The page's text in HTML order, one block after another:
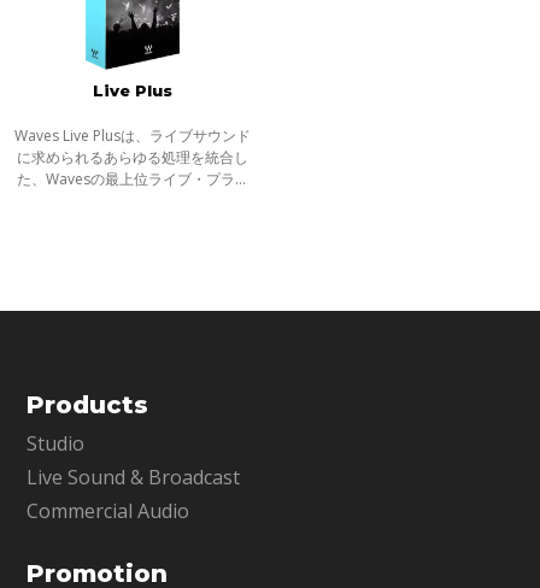
Live Plus
Waves Live Plusは、ライブサウンド
に求められるあらゆる処理を統合し
た、Wavesの最上位ライブ・プラグ
Products
Studio
Live Sound & Broadcast
Commercial Audio
Promotion